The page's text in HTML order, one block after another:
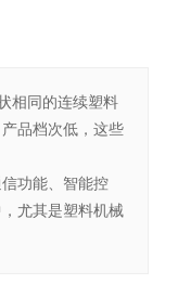
相同的连续塑料
品档次低，这些
功能、智能控
尤其是塑料机械